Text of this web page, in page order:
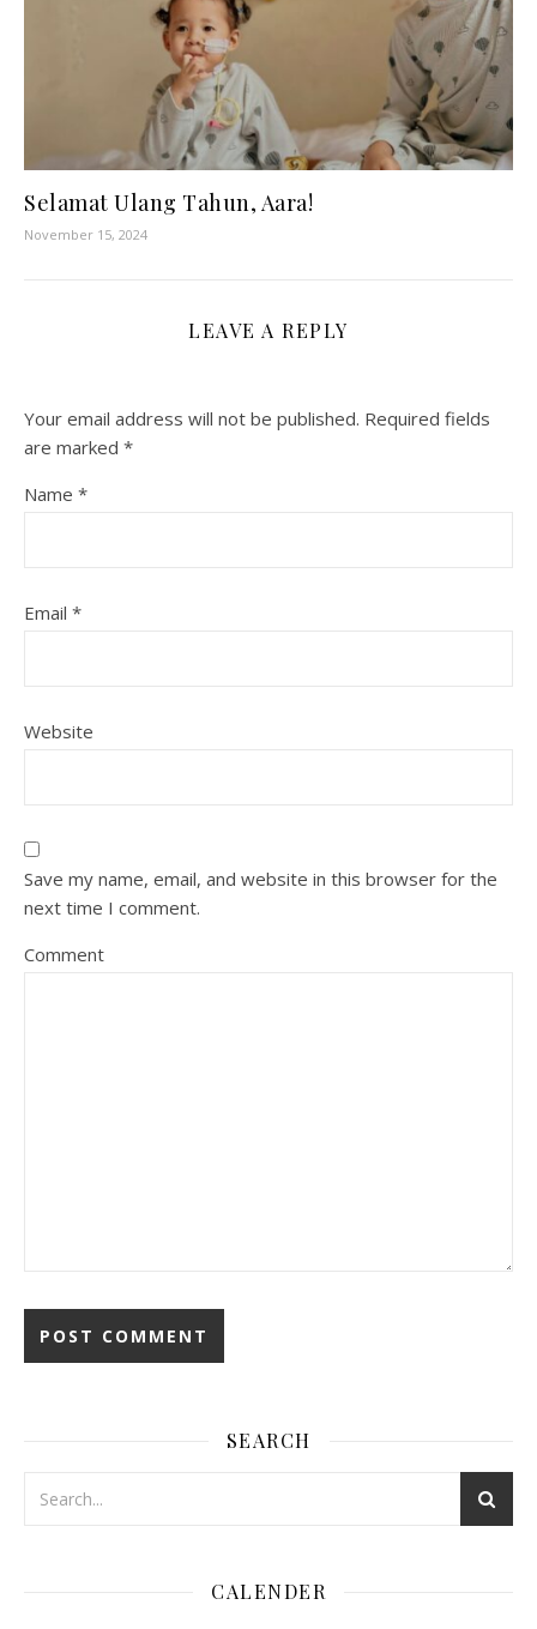
Selamat Ulang Tahun, Aara!
November 15, 2024
LEAVE A REPLY
Your email address will not be published. Required fields
are marked *
Name *
Email *
Website
Save my name, email, and website in this browser for the
next time I comment.
Comment
SEARCH
CALENDER